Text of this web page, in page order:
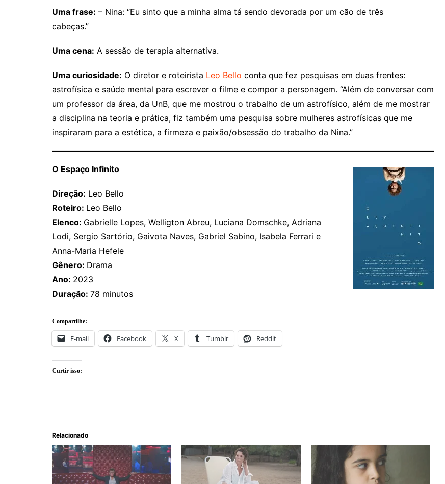
Uma frase: – Nina: “Eu sinto que a minha alma tá sendo devorada por um cão de três
cabeças.”
Uma cena: A sessão de terapia alternativa.
Uma curiosidade: O diretor e roteirista Leo Bello conta que fez pesquisas em duas frentes:
astrofísica e saúde mental para escrever o filme e compor a personagem. “Além de conversar com
um professor da área, da UnB, que me mostrou o trabalho de um astrofísico, além de me mostrar
a disciplina na teoria e prática, fiz também uma pesquisa sobre mulheres astrofísicas que me
inspiraram para a estética, a firmeza e paixão/obsessão do trabalho da Nina.”
O Espaço Infinito
Direção: Leo Bello
Roteiro: Leo Bello
Elenco: Gabrielle Lopes, Welligton Abreu, Luciana Domschke, Adriana
Lodi, Sergio Sartório, Gaivota Naves, Gabriel Sabino, Isabela Ferrari e
Anna-Maria Hefele
Gênero: Drama
Ano: 2023
Duração: 78 minutos
Compartilhe:
E-mail Facebook X Tumblr Reddit
Curtir isso:
Relacionado